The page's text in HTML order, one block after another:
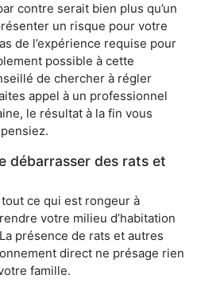
contre serait bien plus qu’un
un risque pour votre
de l’expérience requise pour
possible à cette
de chercher à régler
appel à un professionnel
le résultat à la fin vous
débarrasser des rats et
tout ce qui est rongeur à
votre milieu d’habitation
présence de rats et autres
direct ne présage rien
famille.